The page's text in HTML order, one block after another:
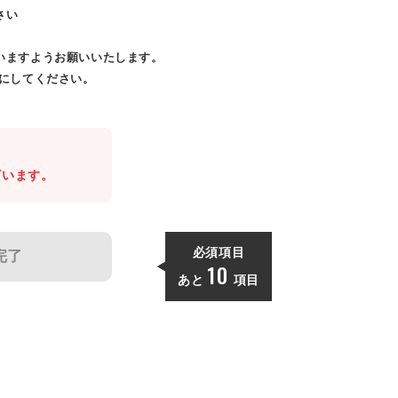
い
すようお願いいたします。
してください。
ます。
了 必須項目
あと 10 項目